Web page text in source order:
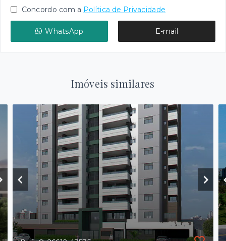
Concordo com a Política de Privacidade
WhatsApp E-mail
Imóveis similares